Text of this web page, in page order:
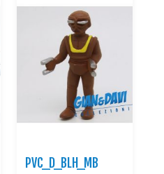
PVC_D_BLH_MB